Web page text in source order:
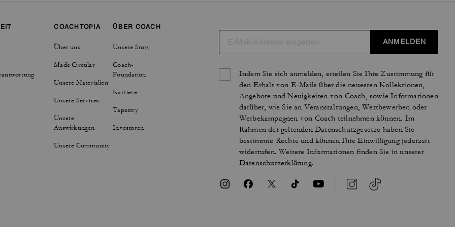
COACHTOPIA
Über uns
Made Circular
Unsere Materialien
Unsere Services
Unsere
Auswirkungen
Unsere Community
ÜBER COACH
Unsere Story
Coach-
Foundation
Karriere
Tapestry
Investoren
ANMELDEN
Indem Sie sich anmelden, erteilen Sie Ihre Zustimmung für
den Erhalt von E-Mails über die neuesten Kollektionen,
Angebote und Neuigkeiten von Coach, sowie Informationen
darüber, wie Sie an Veranstaltungen, Wettbewerben oder
Werbekampagnen von Coach teilnehmen können. Im
Rahmen der geltenden Datenschutzgesetze haben Sie
bestimmte Rechte und können Ihre Einwilligung jederzeit
widerrufen. Weitere Informationen finden Sie in unserer
Datenschutzerklärung.